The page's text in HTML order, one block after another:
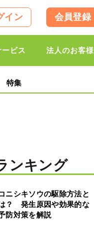
イン 会員登録
ービス 法人のお客様
特集
ンキング
ニシキソウの駆除方法と
？ 発生原因や効果的な
防対策を解説